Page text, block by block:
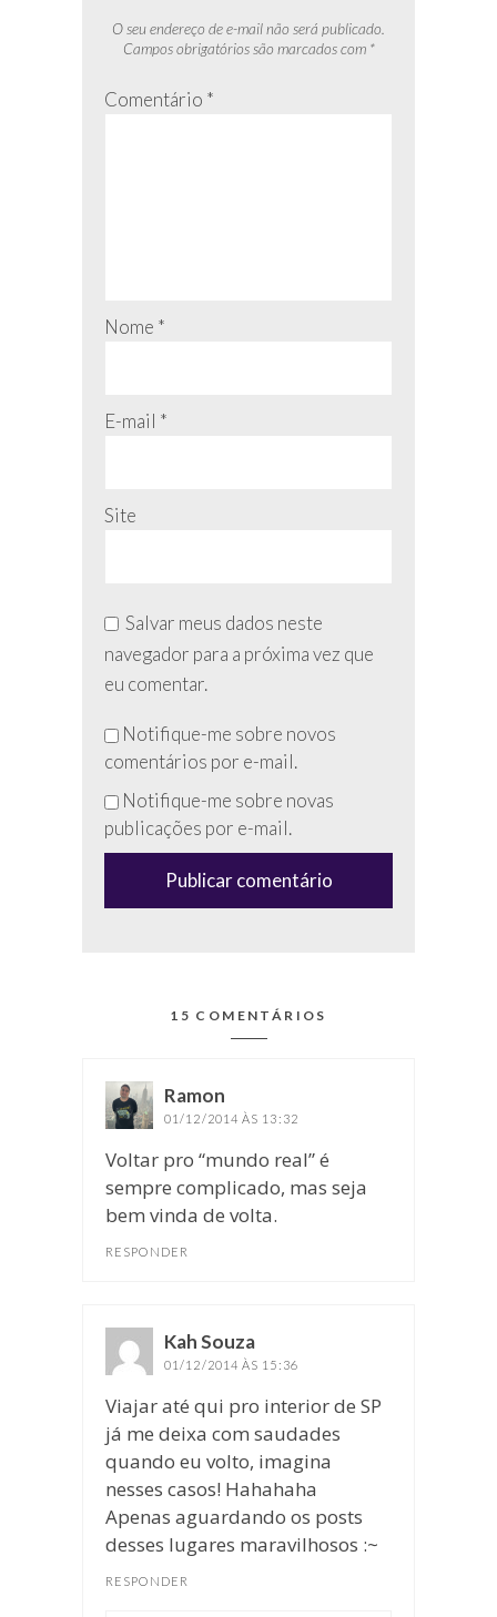
O seu endereço de e-mail não será publicado.
Campos obrigatórios são marcados com *
Comentário *
Nome *
E-mail *
Site
Salvar meus dados neste
navegador para a próxima vez que
eu comentar.
Não
preencha
esse
campo
(anti-
Notifique-me sobre novos
comentários por e-mail.
Notifique-me sobre novas
publicações por e-mail.
15 COMENTÁRIOS
Ramon
01/12/2014 ÀS 13:32
Voltar pro “mundo real” é
sempre complicado, mas seja
bem vinda de volta.
RESPONDER
Kah Souza
01/12/2014 ÀS 15:36
Viajar até qui pro interior de SP
já me deixa com saudades
quando eu volto, imagina
nesses casos! Hahahaha
Apenas aguardando os posts
desses lugares maravilhosos :~
RESPONDER